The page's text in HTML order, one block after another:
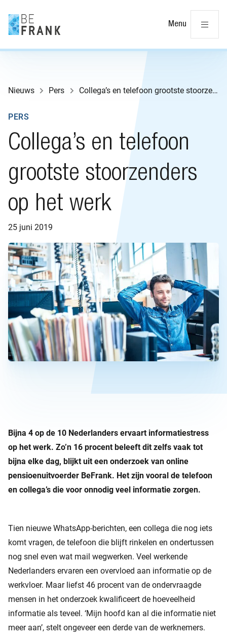
Menu
Nieuws Pers Collega’s en telefoon grootste stoorzenders op het werk
Collega’s en telefoon
grootste stoorzenders
op het werk
25 juni 2019
PERS
Bijna 4 op de 10 Nederlanders ervaart informatiestress
op het werk. Zo’n 16 procent beleeft dit zelfs vaak tot
bijna elke dag, blijkt uit een onderzoek van online
pensioenuitvoerder BeFrank. Het zijn vooral de telefoon
en collega’s die voor onnodig veel informatie zorgen.
Tien nieuwe WhatsApp-berichten, een collega die nog iets
komt vragen, de telefoon die blijft rinkelen en ondertussen
nog snel even wat mail wegwerken. Veel werkende
Nederlanders ervaren een overvloed aan informatie op de
werkvloer. Maar liefst 46 procent van de ondervraagde
mensen in het onderzoek kwalificeert de hoeveelheid
informatie als teveel. ‘Mijn hoofd kan al die informatie niet
meer aan’, stelt ongeveer een derde van de werknemers.